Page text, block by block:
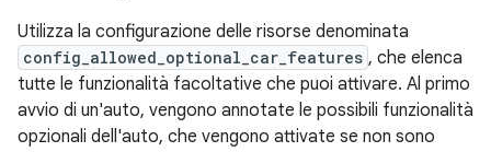
Utilizza la configurazione delle risorse denominata
config_allowed_optional_car_features , che elenca
tutte le funzionalità facoltative che puoi attivare. Al primo
avvio di un'auto, vengono annotate le possibili funzionalità
opzionali dell'auto, che vengono attivate se non sono